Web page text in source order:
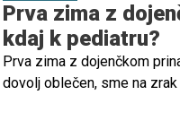
Prva zima z
kdaj k pediatru?
Prva zima z dojenčkom
dovolj oblečen, sme na